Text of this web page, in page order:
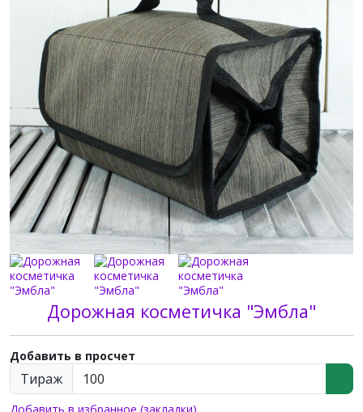
Дорожная косметичка "Эмбла"
Добавить в просчет
Тираж